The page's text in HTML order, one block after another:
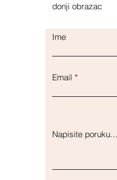
donji obrazac
Ime
Email
Napisite poruku...